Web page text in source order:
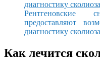
Рентгеновские
предоставляют
диагностику сколиоза
Как лечится